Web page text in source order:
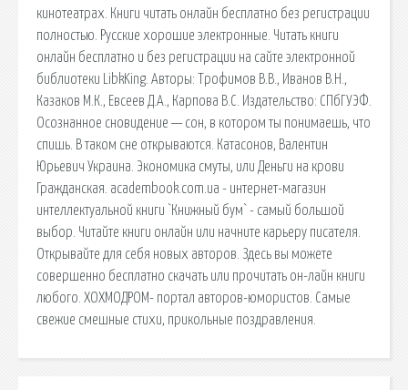
кинотеатрах. Книги читать онлайн бесплатно без регистрации
полностью. Русские хорошие электронные. Читать книги
онлайн бесплатно и без регистрации на сайте электронной
библиотеки LibkKing. Авторы: Трофимов В.В., Иванов В.Н.,
Казаков М.К., Евсеев Д.А., Карпова В.С. Издательство: СПбГУЭФ.
Осознанное сновидение — сон, в котором ты понимаешь, что
спишь. В таком сне открываются. Катасонов, Валентин
Юрьевич Украина. Экономика смуты, или Деньги на крови
Гражданская. academbook.com.ua - интернет-магазин
интеллектуальной книги `Книжный бум` - самый большой
выбор. Читайте книги онлайн или начните карьеру писателя.
Открывайте для себя новых авторов. Здесь вы можете
совершенно бесплатно скачать или прочитать он-лайн книги
любого. ХОХМОДРОМ- портал авторов-юмористов. Самые
свежие смешные стихи, прикольные поздравления.